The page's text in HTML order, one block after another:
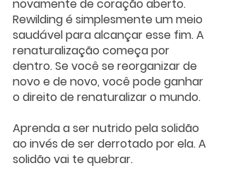
novamente de coração aberto.
Rewilding é simplesmente um meio
saudável para alcançar esse fim. A
renaturalização começa por
dentro. Se você se reorganizar de
novo e de novo, você pode ganhar
o direito de renaturalizar o mundo.
Aprenda a ser nutrido pela solidão
ao invés de ser derrotado por ela. A
solidão vai te quebrar.